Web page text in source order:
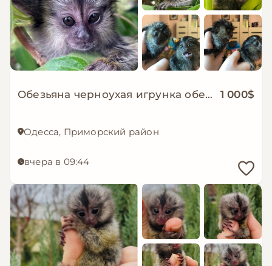
Обезьяна черноухая игрунка обезьянка ручная 1 000$
Одесса, Приморский район
вчера в 09:44